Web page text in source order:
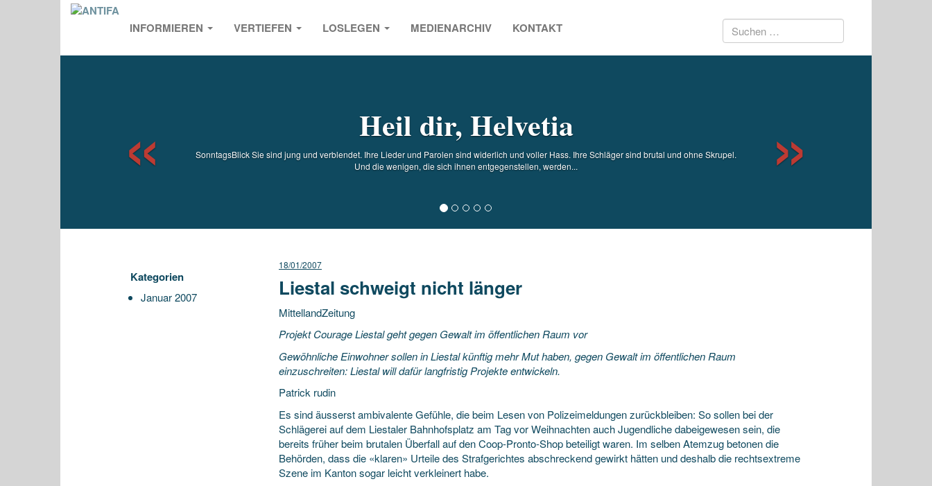
INFORMIEREN VERTIEFEN LOSLEGEN MEDIENARCHIV KONTAKT Suchen
Heil dir, Helvetia
SonntagsBlick Sie sind jung und verblendet. Ihre Lieder und Parolen sind widerlich und voller Hass. Ihre Schläger sind brutal und ohne Skrupel.
Und die wenigen, die sich ihnen entgegenstellen, werden...
Kategorien
Januar 2007
18/01/2007
Liestal schweigt nicht länger
MittellandZeitung
Projekt Courage Liestal geht gegen Gewalt im öffentlichen Raum vor
Gewöhnliche Einwohner sollen in Liestal künftig mehr Mut haben, gegen Gewalt im öffentlichen Raum
einzuschreiten: Liestal will dafür langfristig Projekte entwickeln.
Patrick rudin
Es sind äusserst ambivalente Gefühle, die beim Lesen von Polizeimeldungen zurückbleiben: So sollen bei der
Schlägerei auf dem Liestaler Bahnhofsplatz am Tag vor Weihnachten auch Jugendliche dabeigewesen sein, die
bereits früher beim brutalen Überfall auf den Coop-Pronto-Shop beteiligt waren. Im selben Atemzug betonen die
Behörden, dass die «klaren» Urteile des Strafgerichtes abschreckend gewirkt hätten und deshalb die rechtsextreme
Szene im Kanton sogar leicht verkleinert habe.